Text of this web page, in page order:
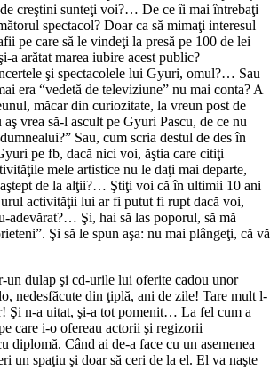
creştini sunteţi voi?… De ce îi mai întrebaţi
spectacol? Doar ca să mimaţi interesul
pe care să le vindeţi la presă pe 100 de lei
arătat marea iubire acest public?
şi spectacolele lui Gyuri, omul?… Sau
era “vedetă de televiziune” nu mai conta? A
măcar din curiozitate, la vreun post de
vrea să-l ascult pe Gyuri Pascu, de ce nu
Sau, cum scria destul de des în
pe fb, dacă nici voi, ăştia care citiţi
mele artistice nu le daţi mai departe,
aştept de la alţii?… Ştiţi voi că în ultimii 10 ani
activităţii lui ar fi putut fi rupt dacă voi,
adevărat?… Şi, hai să las poporul, să mă
Şi să le spun aşa: nu mai plângeţi, că vă
un dulap şi cd-urile lui oferite cadou unor
nedesfăcute din ţiplă, ani de zile! Tare mult l-
Şi n-a uitat, şi-a tot pomenit… La fel cum a
care i-o ofereau actorii şi regizorii
diplomă. Când ai de-a face cu un asemenea
un spaţiu şi doar să ceri de la el. El va naşte